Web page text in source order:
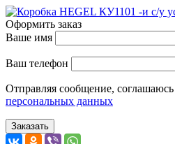
Оформить заказ
Ваше имя
Ваш телефон
Отправляя сообщение, соглашаюсь
персональных данных
Заказать